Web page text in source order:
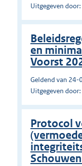
Uitgegeven
en
Voorst
Geldend van
Uitgegeven
Protocol